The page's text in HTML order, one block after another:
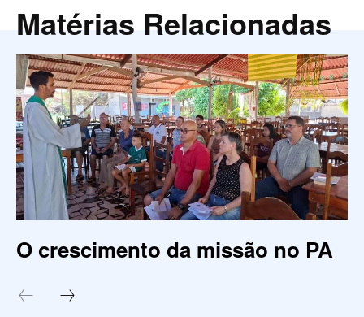
Matérias Relacionadas
O crescimento da missão no PA